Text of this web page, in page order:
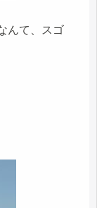
んて、スゴ